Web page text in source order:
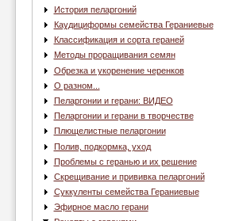
История пеларгоний
Каудициформы семейства Гераниевые
Классификация и сорта гераней
Методы проращивания семян
Обрезка и укоренение черенков
О разном...
Пеларгонии и герани: ВИДЕО
Пеларгонии и герани в творчестве
Плющелистные пеларгонии
Полив, подкормка, уход
Проблемы с геранью и их решение
Скрещивание и прививка пеларгоний
Суккуленты семейства Гераниевые
Эфирное масло герани